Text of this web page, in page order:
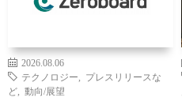
2026.08.06
テクノロジー
プレスリリースな
ど
動向/展望